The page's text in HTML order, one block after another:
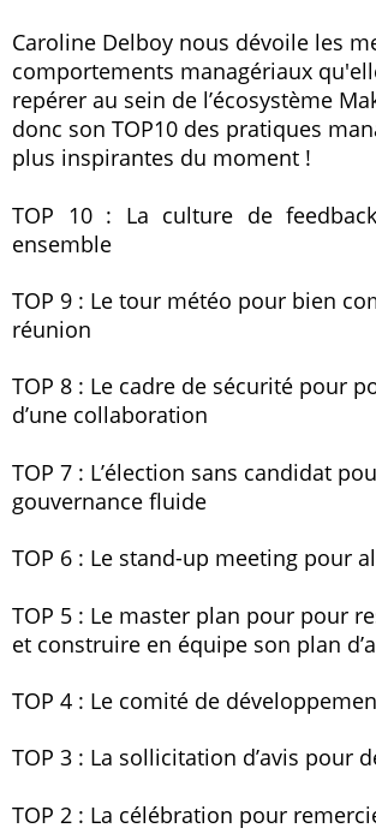
Caroline Delboy nous dévoile les
comportements managériaux
repérer au sein de l’écosystème
donc son TOP10 des pratiques
plus inspirantes du moment !
TOP 10 : La culture de
ensemble
TOP 9 : Le tour météo pour bien
réunion
TOP 8 : Le cadre de sécurité pour
d’une collaboration
TOP 7 : L’élection sans candidat
gouvernance fluide
TOP 6 : Le stand-up meeting pour
TOP 5 : Le master plan pour pour
et construire en équipe son plan
TOP 4 : Le comité de
TOP 3 : La sollicitation d’avis pour
TOP 2 : La célébration pour